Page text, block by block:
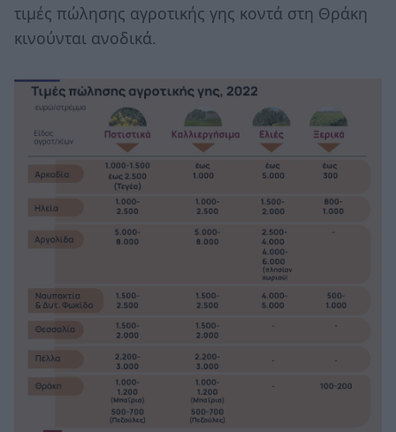
τιμές πώλησης αγροτικής γης κοντά στη Θράκη
κινούνται ανοδικά.